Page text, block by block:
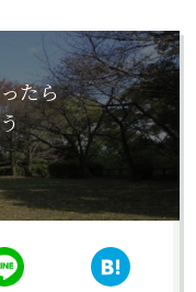
たら